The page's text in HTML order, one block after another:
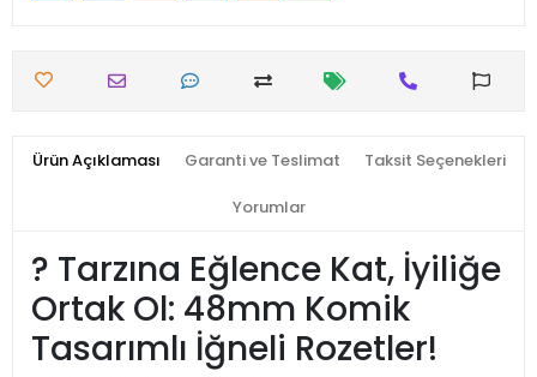
Ürün Açıklaması Garanti ve Teslimat Taksit Seçenekleri
Yorumlar
? Tarzına Eğlence Kat, İyiliğe
Ortak Ol: 48mm Komik
Tasarımlı İğneli Rozetler!